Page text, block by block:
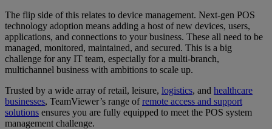
The flip side of this relates to device management. Next-gen POS
technology adoption means adding a host of new devices, users,
applications, and connections to your business. These all need to be
managed, monitored, maintained, and secured. This is a big
challenge for any IT team, especially for a multi-branch,
multichannel business with ambitions to scale up.
Trusted by a wide array of retail, leisure, logistics, and healthcare
businesses, TeamViewer’s range ofremote access and support
solutions ensures you are fully equipped to meet the POS system
management challenge.